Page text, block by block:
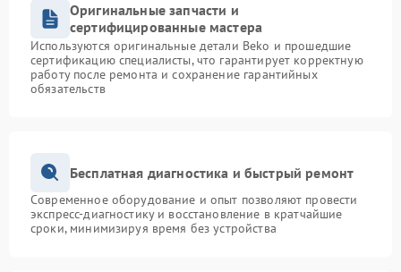
Оригинальные запчасти и
сертифицированные мастера
Используются оригинальные детали Beko и прошедшие
сертификацию специалисты, что гарантирует корректную
работу после ремонта и сохранение гарантийных
обязательств
Бесплатная диагностика и быстрый ремонт
Современное оборудование и опыт позволяют провести
экспресс-диагностику и восстановление в кратчайшие
сроки, минимизируя время без устройства